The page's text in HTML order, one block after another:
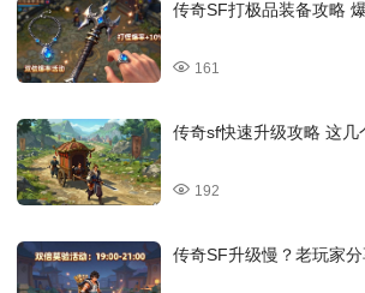
传奇SF打极品装备攻略
161
传奇sf快速升级攻略 这
192
传奇SF升级慢？老玩家